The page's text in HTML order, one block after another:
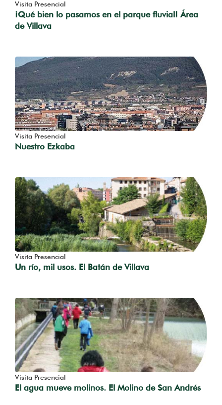
Visita Presencial
¡Qué bien lo pasamos en el parque fluvial! Área
de Villava
Visita Presencial
Nuestro Ezkaba
Visita Presencial
Un río, mil usos. El Batán de Villava
Visita Presencial
El agua mueve molinos. El Molino de San Andrés